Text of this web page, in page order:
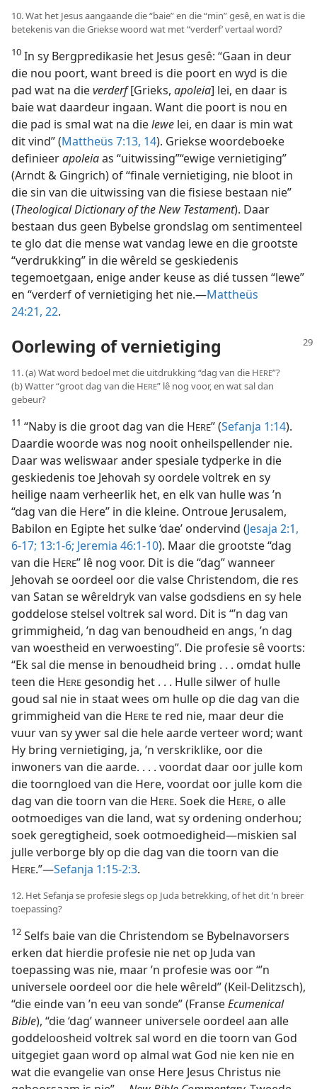
10. Wat het Jesus aangaande die “baie” en die “min” gesê, en wat is die
betekenis van die Griekse woord wat met “verderf’ vertaal word?
10 In sy Bergpredikasie het Jesus gesê: “Gaan in deur
die nou poort, want breed is die poort en wyd is die
pad wat na dieverderf[Grieks, apoleia] lei, en daar is
baie wat daardeur ingaan. Want die poort is nou en
die pad is smal wat na dielewe lei, en daar is min wat
dit vind” (Mattheüs 7:13, 14). Griekse woordeboeke
definieerapoleiaas “uitwissing”“ewige vernietiging”
(Arndt & Gingrich) of “finale vernietiging, nie bloot in
die sin van die uitwissing van die fisiese bestaan nie”
(Theological Dictionary of the New Testament). Daar
bestaan dus geen Bybelse grondslag om sentimenteel
te glo dat die mense wat vandag lewe en die grootste
“verdrukking” in die wêreld se geskiedenis
tegemoetgaan, enige ander keuse as dié tussen “lewe”
en “verderf of vernietiging het nie.—Mattheüs
24:21, 22.
Oorlewing of vernietiging
11. (a) Wat word bedoel met die uitdrukking “dag van die HERE”?
(b) Watter “groot dag van die HERE” lê nog voor, en wat sal dan
gebeur?
11 “Naby is die groot dag van die HERE” (Sefanja 1:14).
Daardie woorde was nog nooit onheilspellender nie.
Daar was weliswaar ander spesiale tydperke in die
geskiedenis toe Jehovah sy oordele voltrek en sy
heilige naam verheerlik het, en elk van hulle was ’n
“dag van die Here” in die kleine. Ontroue Jerusalem,
Babilon en Egipte het sulke ‘dae’ ondervind (Jesaja 2:1,
6-17; 13:1-6; Jeremia 46:1-10). Maar die grootste “dag
van die HERE” lê nog voor. Dit is die “dag” wanneer
Jehovah se oordeel oor die valse Christendom, die res
van Satan se wêreldryk van valse godsdiens en sy hele
goddelose stelsel voltrek sal word. Dit is “’n dag van
grimmigheid, ’n dag van benoudheid en angs, ’n dag
van woestheid en verwoesting”. Die profesie sê voorts:
“Ek sal die mense in benoudheid bring . . . omdat hulle
teen die HERE gesondig het . . . Hulle silwer of hulle
goud sal nie in staat wees om hulle op die dag van die
grimmigheid van die HERE te red nie, maar deur die
vuur van sy ywer sal die hele aarde verteer word; want
Hy bring vernietiging, ja, ’n verskriklike, oor die
inwoners van die aarde. . . . voordat daar oor julle kom
die toorngloed van die Here, voordat oor julle kom die
dag van die toorn van die HERE. Soek die HERE, o alle
ootmoediges van die land, wat sy ordening onderhou;
soek geregtigheid, soek ootmoedigheid—miskien sal
julle verborge bly op die dag van die toorn van die
HERE.”—Sefanja 1:15-2:3.
12. Het Sefanja se profesie slegs op Juda betrekking, of het dit ’n breër
toepassing?
12 Selfs baie van die Christendom se Bybelnavorsers
erken dat hierdie profesie nie net op Juda van
toepassing was nie, maar ’n profesie was oor “’n
universele oordeel oor die hele wêreld” (Keil-Delitzsch),
“die einde van ’n eeu van sonde” (FranseEcumenical
Bible), “die ‘dag’ wanneer universele oordeel aan alle
goddeloosheid voltrek sal word en die toorn van God
uitgegiet gaan word op almal wat God nie ken nie en
wat die evangelie van onse Here Jesus Christus nie